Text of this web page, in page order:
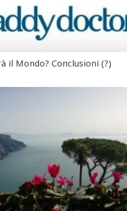
il Mondo? Conclusioni (?)